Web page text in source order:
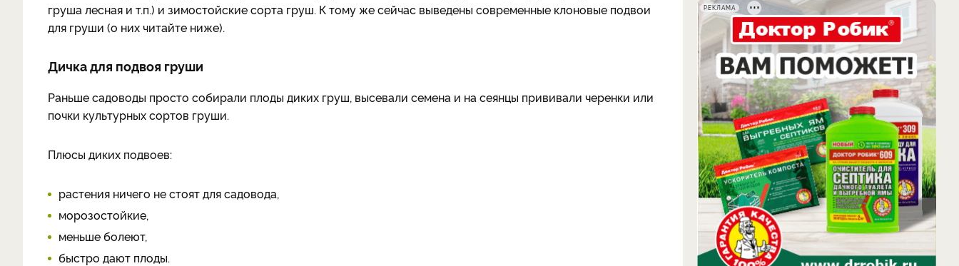
груша лесная и т.п.) и зимостойские сорта груш. К тому же сейчас выведены современные клоновые подвои
для груши (о них читайте ниже).
Дичка для подвоя груши
Раньше садоводы просто собирали плоды диких груш, высевали семена и на сеянцы прививали черенки или
почки культурных сортов груши.
Плюсы диких подвоев:
растения ничего не стоят для садовода,
морозостойкие,
меньше болеют,
быстро дают плоды.
РЕКЛАМА